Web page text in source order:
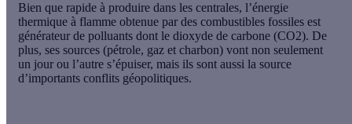
Bien que rapide à produire dans les centrales, l’énergie
thermique à flamme obtenue par des combustibles fossiles est
générateur de polluants dont le dioxyde de carbone (CO2). De
plus, ses sources (pétrole, gaz et charbon) vont non seulement
un jour ou l’autre s’épuiser, mais ils sont aussi la source
d’importants conflits géopolitiques.